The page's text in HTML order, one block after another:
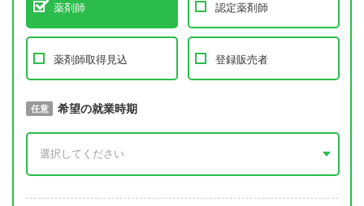
薬剤師 認定薬剤師
薬剤師取得見込 登録販売者
必須 取得予定年
任意 希望の就業時期